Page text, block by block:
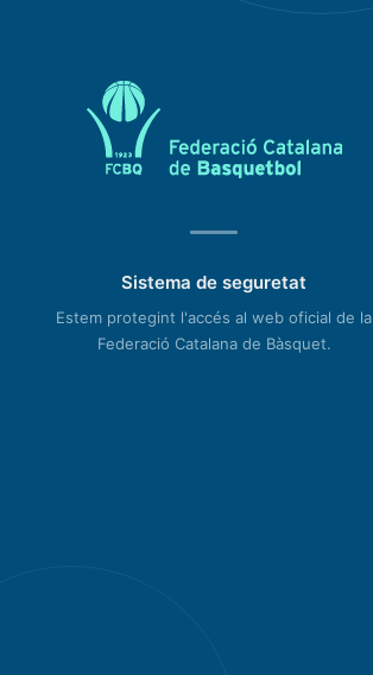
Sistema de seguretat
Estem protegint l'accés al web oficial de la
Federació Catalana de Bàsquet.